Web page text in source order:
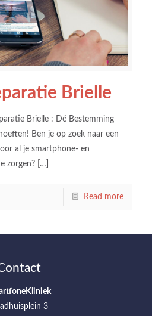
Brielle
Brielle : Dé Bestemming
Ben je op zoek naar een
al je smartphone- en
zorgen? […]
Read more
3